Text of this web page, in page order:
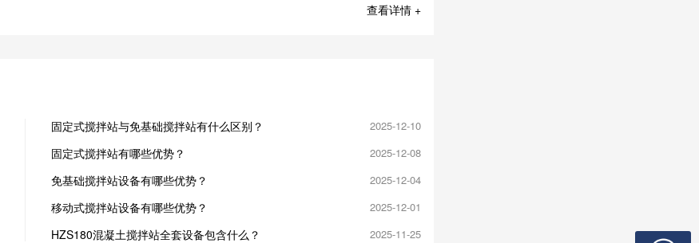
查看详情 +
固定式搅拌站与免基础搅拌站有什么区别？ 2025-12-10
固定式搅拌站有哪些优势？ 2025-12-08
免基础搅拌站设备有哪些优势？ 2025-12-04
移动式搅拌站设备有哪些优势？ 2025-12-01
HZS180混凝土搅拌站全套设备包含什么？ 2025-11-25